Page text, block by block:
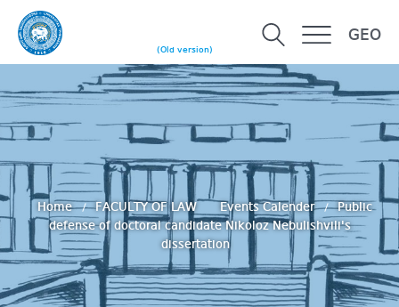
(Old version)
GEO
Home FACULTY OF LAW Events Calender
Public
defense of doctoral candidate Nikoloz Nebulishvili's
dissertation